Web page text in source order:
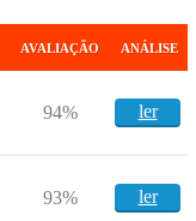
AVALIAÇÃO ANÁLISE
94% ler
93% ler